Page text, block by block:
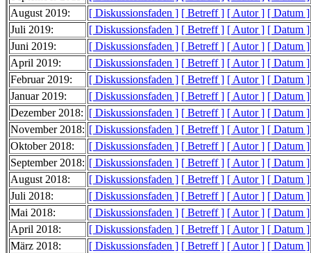
August 2019:
[ Diskussionsfaden ] [ Betreff ] [ Autor ] [ Datum ]
Juli 2019:
[ Diskussionsfaden ] [ Betreff ] [ Autor ] [ Datum ]
Juni 2019:
[ Diskussionsfaden ] [ Betreff ] [ Autor ] [ Datum ]
April 2019:
[ Diskussionsfaden ] [ Betreff ] [ Autor ] [ Datum ]
Februar 2019:
[ Diskussionsfaden ] [ Betreff ] [ Autor ] [ Datum ]
Januar 2019:
[ Diskussionsfaden ] [ Betreff ] [ Autor ] [ Datum ]
Dezember 2018: [ Diskussionsfaden ] [ Betreff ] [ Autor ] [ Datum ]
November 2018: [ Diskussionsfaden ] [ Betreff ] [ Autor ] [ Datum ]
Oktober 2018:
[ Diskussionsfaden ] [ Betreff ] [ Autor ] [ Datum ]
September 2018: [ Diskussionsfaden ] [ Betreff ] [ Autor ] [ Datum ]
August 2018:
[ Diskussionsfaden ] [ Betreff ] [ Autor ] [ Datum ]
Juli 2018:
[ Diskussionsfaden ] [ Betreff ] [ Autor ] [ Datum ]
Mai 2018:
[ Diskussionsfaden ] [ Betreff ] [ Autor ] [ Datum ]
April 2018:
[ Diskussionsfaden ] [ Betreff ] [ Autor ] [ Datum ]
März 2018:
[ Diskussionsfaden ] [ Betreff ] [ Autor ] [ Datum ]